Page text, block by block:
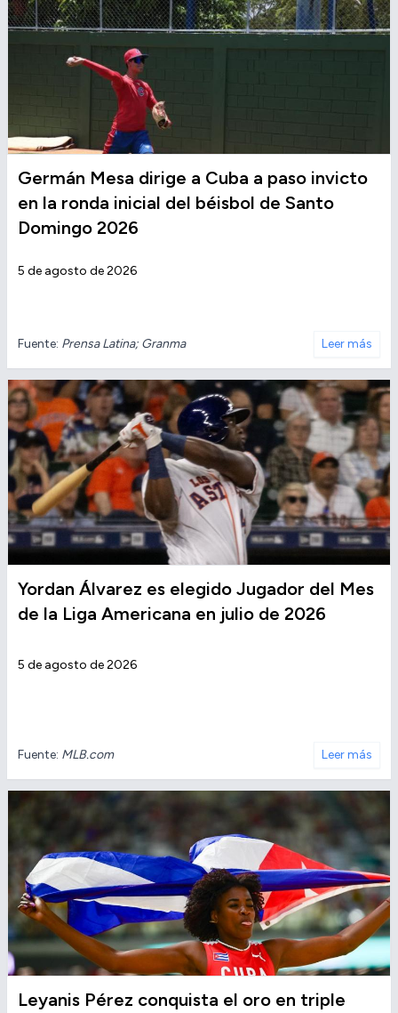
Germán Mesa dirige a Cuba a paso invicto
en la ronda inicial del béisbol de Santo
Domingo 2026
5 de agosto de 2026
Fuente: Prensa Latina; Granma Leer más
Yordan Álvarez es elegido Jugador del Mes
de la Liga Americana en julio de 2026
5 de agosto de 2026
Fuente: MLB.com Leer más
Leyanis Pérez conquista el oro en triple